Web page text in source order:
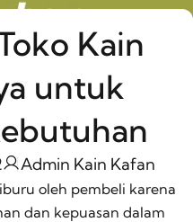
Kain
untuk
Admin Kain Kafan
oleh pembeli karena
dan kepuasan dalam